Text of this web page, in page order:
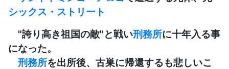
シックス・ストリート
"誇り高き祖国の敵"と戦い刑務所に十年入る事
になった。
刑務所を出所後、古巣に帰還するも悲しいこ